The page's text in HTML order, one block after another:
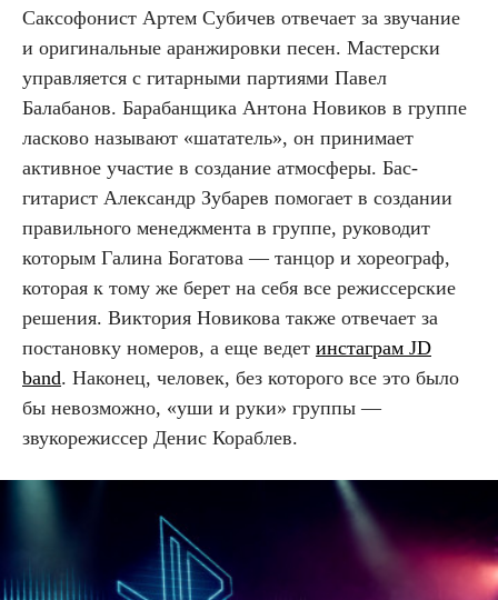
Саксофонист Артем Субичев отвечает за звучание
и оригинальные аранжировки песен. Мастерски
управляется с гитарными партиями Павел
Балабанов. Барабанщика Антона Новиков в группе
ласково называют «шататель», он принимает
активное участие в создание атмосферы. Бас-
гитарист Александр Зубарев помогает в создании
правильного менеджмента в группе, руководит
которым Галина Богатова — танцор и хореограф,
которая к тому же берет на себя все режиссерские
решения. Виктория Новикова также отвечает за
постановку номеров, а еще ведет инстаграм JD
band. Наконец, человек, без которого все это было
бы невозможно, «уши и руки» группы —
звукорежиссер Денис Кораблев.